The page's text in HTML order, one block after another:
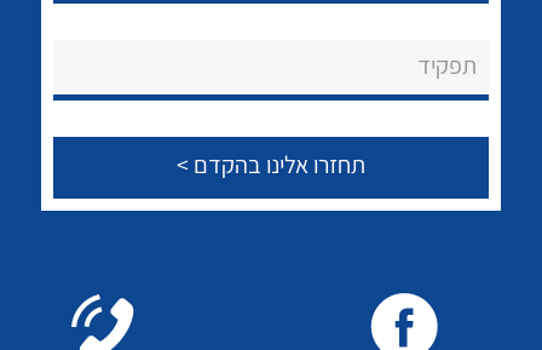
הצוות שלנו
שאלות ותשובות
שירותי תמיכה
לכל מוצרי היצרן
לכל מוצרי היצרן לכל מוצרי היצרן
תפקיד